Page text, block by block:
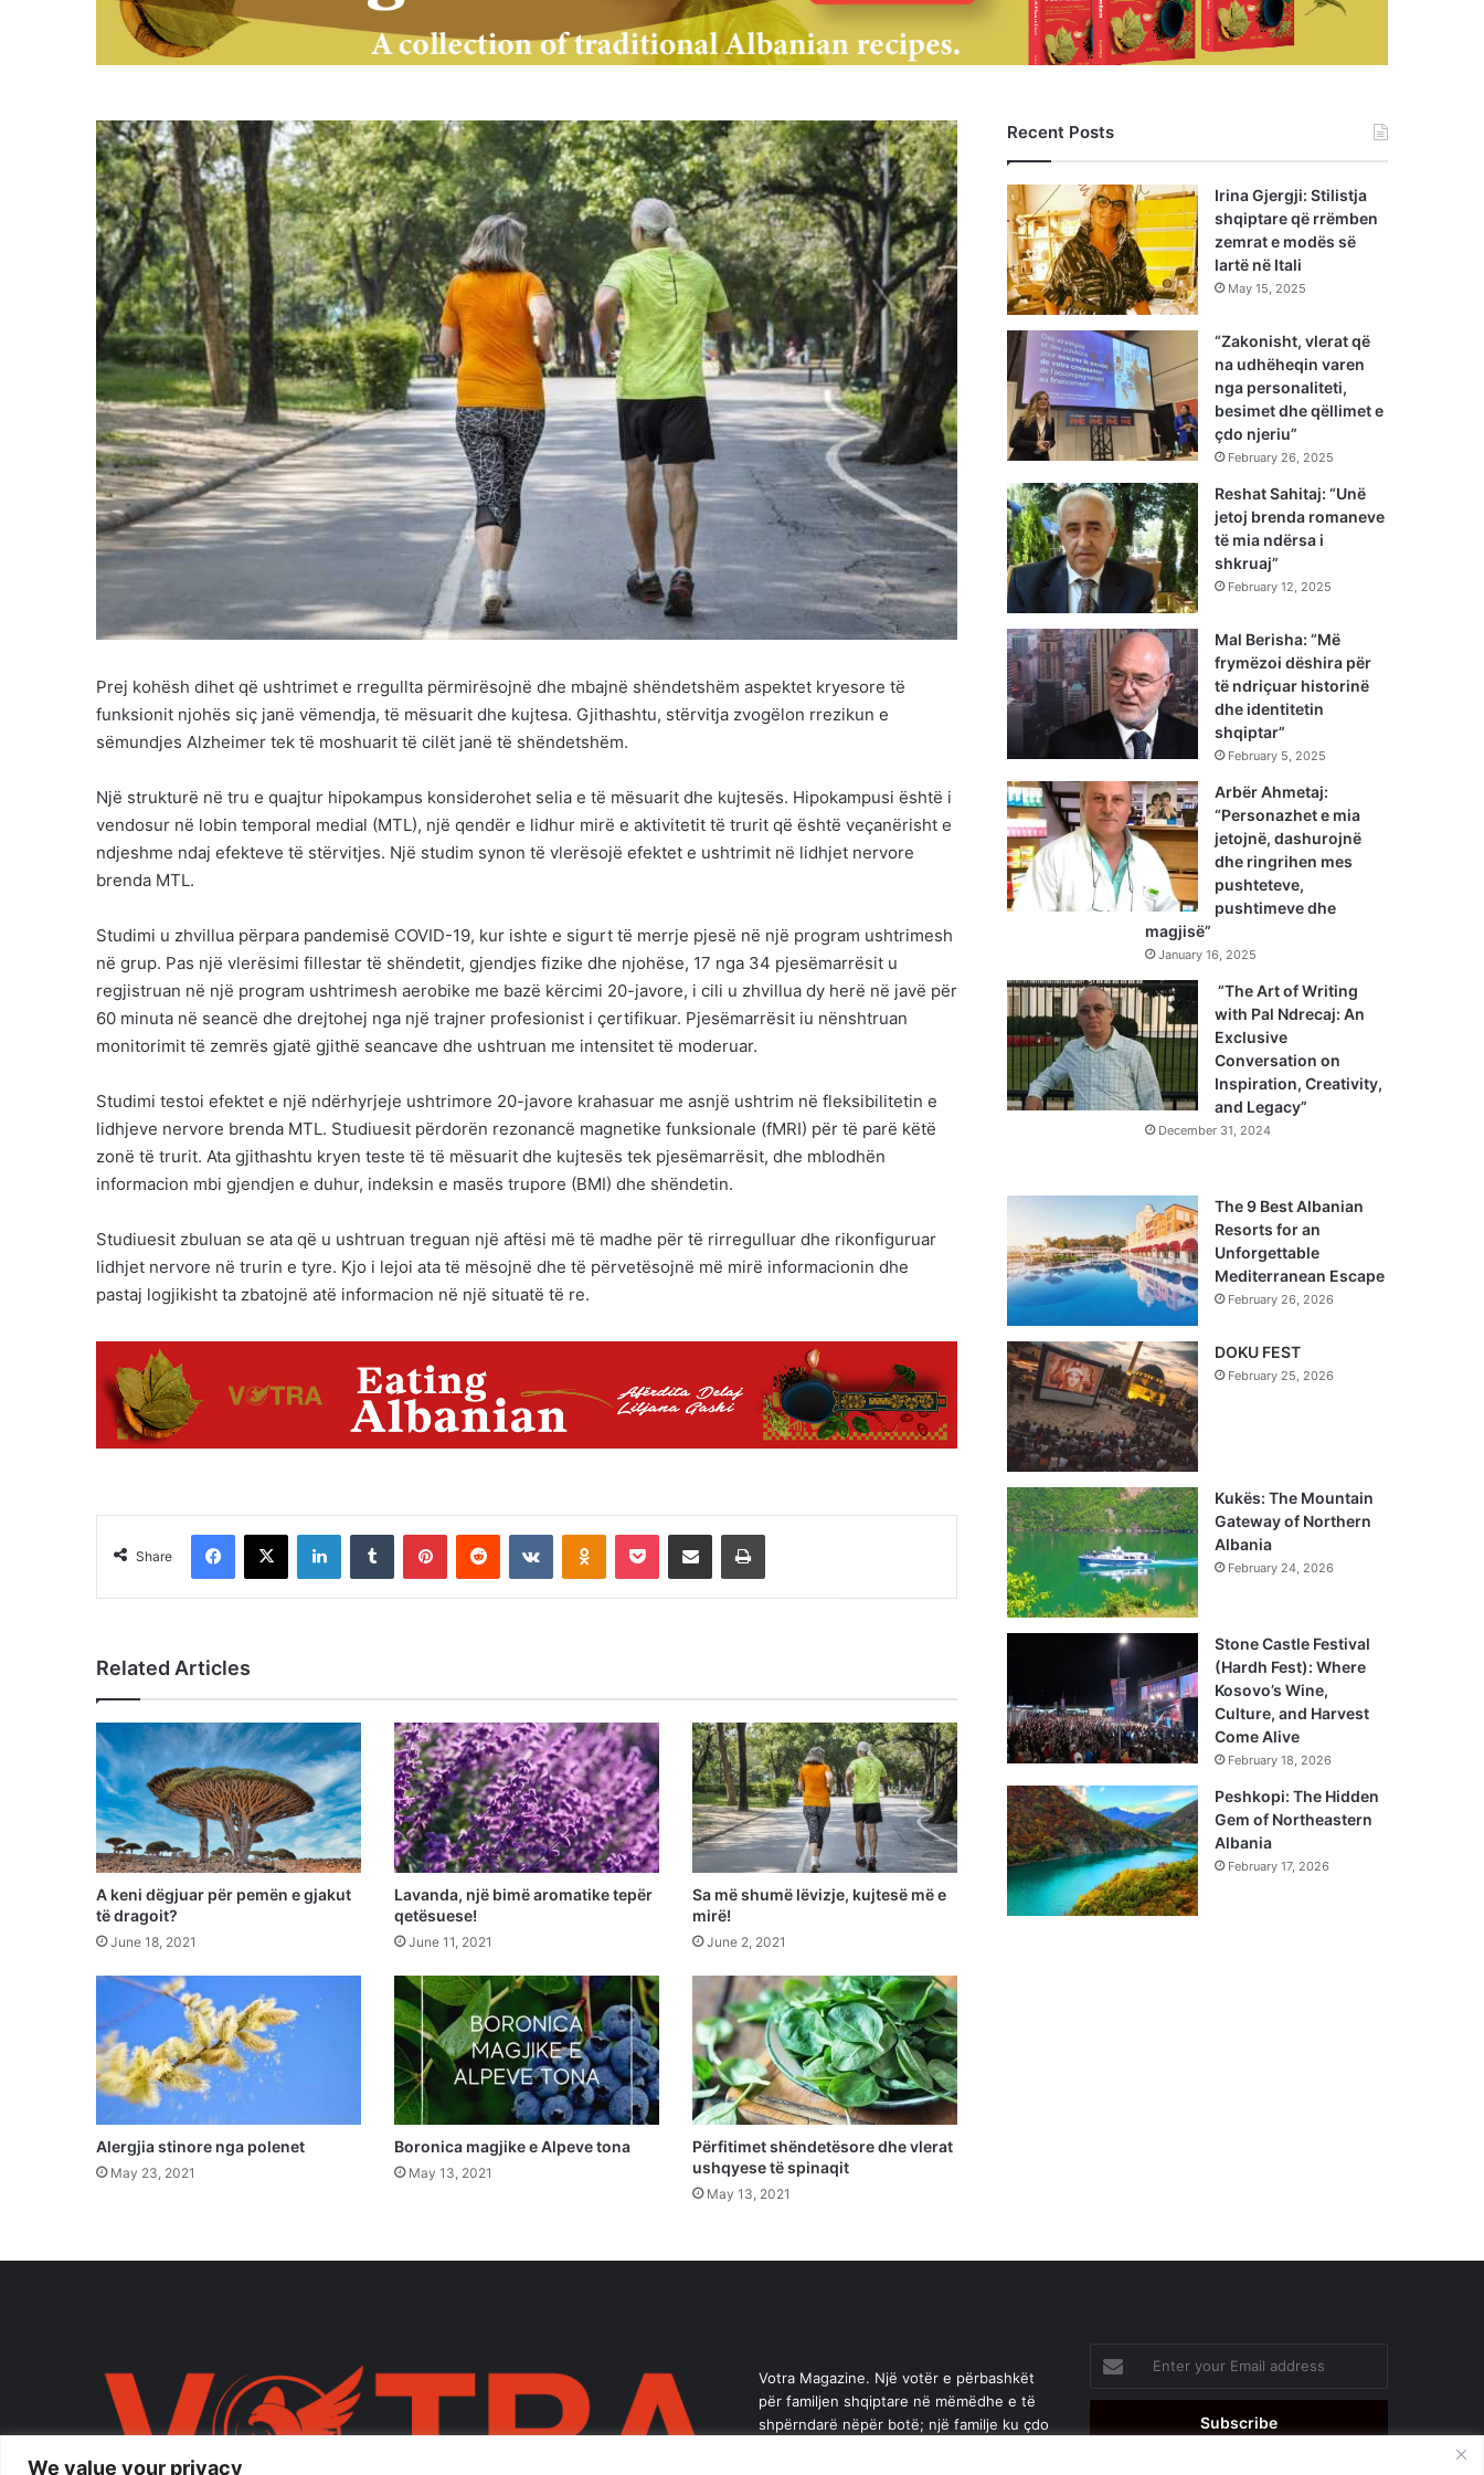
We value your privacy
Prej kohësh dihet që ushtrimet e rregullta përmirësojnë dhe mbajnë shëndetshëm aspektet kryesore të
funksionit njohës siç janë vëmendja, të mësuarit dhe kujtesa. Gjithashtu, stërvitja zvogëlon rrezikun e
sëmundjes Alzheimer tek të moshuarit të cilët janë të shëndetshëm.
Një strukturë në tru e quajtur hipokampus konsiderohet selia e të mësuarit dhe kujtesës. Hipokampusi është i
vendosur në lobin temporal medial (MTL), një qendër e lidhur mirë e aktivitetit të trurit që është veçanërisht e
ndjeshme ndaj efekteve të stërvitjes. Një studim synon të vlerësojë efektet e ushtrimit në lidhjet nervore
brenda MTL.
Studimi u zhvillua përpara pandemisë COVID-19, kur ishte e sigurt të merrje pjesë në një program ushtrimesh
në grup. Pas një vlerësimi fillestar të shëndetit, gjendjes fizike dhe njohëse, 17 nga 34 pjesëmarrësit u
regjistruan në një program ushtrimesh aerobike me bazë kërcimi 20-javore, i cili u zhvillua dy herë në javë për
60 minuta në seancë dhe drejtohej nga një trajner profesionist i çertifikuar. Pjesëmarrësit iu nënshtruan
monitorimit të zemrës gjatë gjithë seancave dhe ushtruan me intensitet të moderuar.
Studimi testoi efektet e një ndërhyrjeje ushtrimore 20-javore krahasuar me asnjë ushtrim në fleksibilitetin e
lidhjeve nervore brenda MTL. Studiuesit përdorën rezonancë magnetike funksionale (fMRI) për të parë këtë
zonë të trurit. Ata gjithashtu kryen teste të të mësuarit dhe kujtesës tek pjesëmarrësit, dhe mblodhën
informacion mbi gjendjen e duhur, indeksin e masës trupore (BMI) dhe shëndetin.
Studiuesit zbuluan se ata që u ushtruan treguan një aftësi më të madhe për të rirregulluar dhe rikonfiguruar
lidhjet nervore në trurin e tyre. Kjo i lejoi ata të mësojnë dhe të përvetësojnë më mirë informacionin dhe
pastaj logjikisht ta zbatojnë atë informacion në një situatë të re.
Share
Facebook
X LinkedInTumblr PinterestReddit VKontakteOdnoklassniki
Pocket Share via Email Print
Related Articles
A keni dëgjuar për pemën e gjakut
të dragoit?
June 18, 2021
Lavanda, një bimë aromatike tepër
qetësuese!
June 11, 2021
Sa më shumë lëvizje, kujtesë më e
mirë!
June 2, 2021
Alergjia stinore nga polenet
May 23, 2021
Boronica magjike e Alpeve tona
May 13, 2021
Përfitimet shëndetësore dhe vlerat
ushqyese të spinaqit
May 13, 2021
Recent Posts
Irina Gjergji: Stilistja
shqiptare që rrëmben
zemrat e modës së
lartë në Itali
May 15, 2025
“Zakonisht, vlerat që
na udhëheqin varen
nga personaliteti,
besimet dhe qëllimet e
çdo njeriu”
February 26, 2025
Reshat Sahitaj: “Unë
jetoj brenda romaneve
të mia ndërsa i
shkruaj”
February 12, 2025
Mal Berisha: “Më
frymëzoi dëshira për
të ndriçuar historinë
dhe identitetin
shqiptar”
February 5, 2025
Arbër Ahmetaj:
“Personazhet e mia
jetojnë, dashurojnë
dhe ringrihen mes
pushteteve,
pushtimeve dhe
magjisë”
January 16, 2025
“The Art of Writing
with Pal Ndrecaj: An
Exclusive
Conversation on
Inspiration, Creativity,
and Legacy”
December 31, 2024
The 9 Best Albanian
Resorts for an
Unforgettable
Mediterranean Escape
February 26, 2026
DOKU FEST
February 25, 2026
Kukës: The Mountain
Gateway of Northern
Albania
February 24, 2026
Stone Castle Festival
(Hardh Fest): Where
Kosovo’s Wine,
Culture, and Harvest
Come Alive
February 18, 2026
Peshkopi: The Hidden
Gem of Northeastern
Albania
February 17, 2026
Votra Magazine. Një votër e përbashkët
për familjen shqiptare në mëmëdhe e të
shpërndarë nëpër botë; një familje ku çdo
your
Email